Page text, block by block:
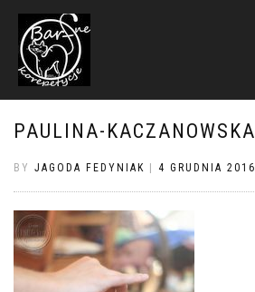
PAULINA-KACZANOWSKA
BY JAGODA FEDYNIAK 4 GRUDNIA 2016